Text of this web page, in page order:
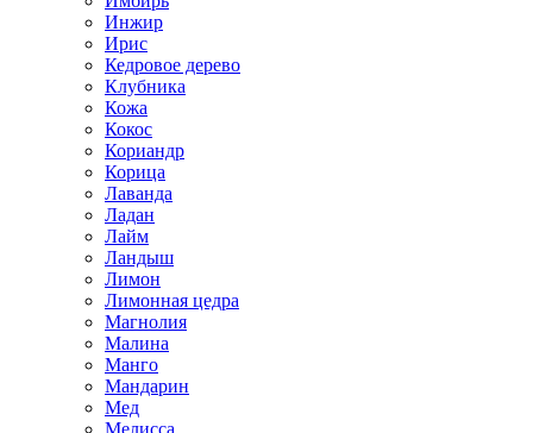
Инжир
Ирис
Кедровое дерево
Клубника
Кожа
Кокос
Кориандр
Корица
Лаванда
Ладан
Лайм
Ландыш
Лимон
Лимонная цедра
Магнолия
Малина
Манго
Мандарин
Мед
Мелисса